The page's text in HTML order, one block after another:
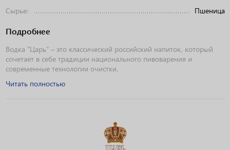
Сырье:
Пшеница
Подробнее
Водка "Царь" – это классический российский напиток, который
сочетает в себе традиции национального пивоварения и
современные технологии очистки.
Читать полностью